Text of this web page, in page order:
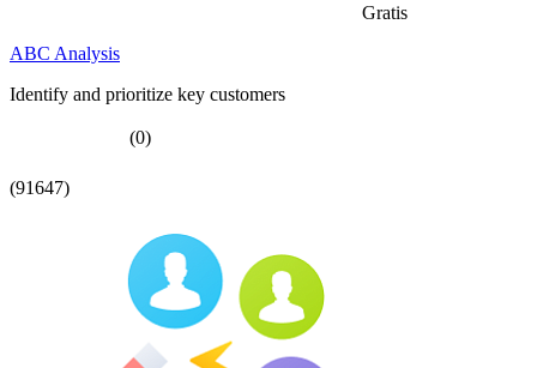
Gratis
ABC Analysis
Identify and prioritize key customers
(0)
(91647)